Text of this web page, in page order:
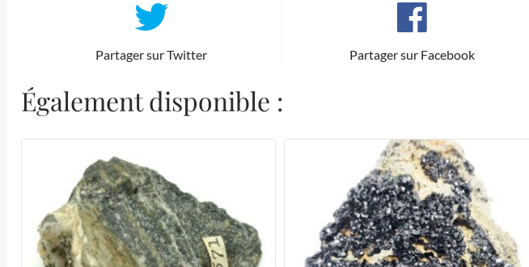
Partager sur Twitter Partager sur Facebook
Également disponible :